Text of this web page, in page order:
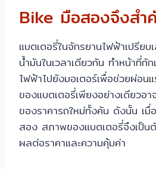
Bike มือสองจึงส
แบตเตอรี่ในจักรยานไฟฟ้าเปรียบ
น้ำมันในเวลาเดียวกัน ทำหน้าที่กั
ไฟฟ้าไปยังมอเตอร์เพื่อช่วยผ่อน
ของแบตเตอรี่เพียงอย่างเดียวอ
ของราคารถใหม่ทั้งคัน ดังนั้น เ
สอง สภาพของแบตเตอรี่จึงเป็
ผลต่อราคาและความคุ้มค่า